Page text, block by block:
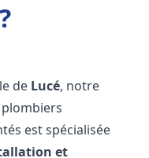
de Lucé, notre
est spécialisée
et